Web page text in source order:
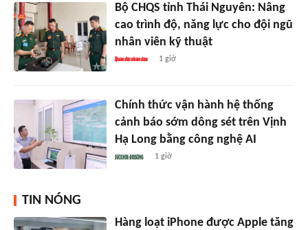
Bộ CHQS tỉnh Thái Nguyên: Nâng
cao trình độ, năng lực cho đội ngũ
nhân viên kỹ thuật
1 giờ
Chính thức vận hành hệ thống
cảnh báo sớm dông sét trên Vịnh
Hạ Long bằng công nghệ AI
1 giờ
TIN NÓNG
Hàng loạt iPhone được Apple tăng